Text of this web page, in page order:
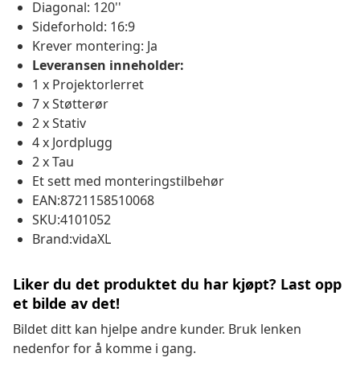
Diagonal: 120''
Sideforhold: 16:9
Krever montering: Ja
Leveransen inneholder:
1 x Projektorlerret
7 x Støtterør
2 x Stativ
4 x Jordplugg
2 x Tau
Et sett med monteringstilbehør
EAN:8721158510068
SKU:4101052
Brand:vidaXL
Liker du det produktet du har kjøpt? Last opp
et bilde av det!
Bildet ditt kan hjelpe andre kunder. Bruk lenken
nedenfor for å komme i gang.